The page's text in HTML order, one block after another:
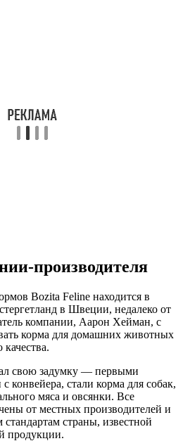
производителя
Bozita Feline находится в
в Швеции, недалеко от
компании, Аарон Хейман, с
корма для домашних животных
свою задумку — первыми
конвейера, стали корма для собак,
мяса и овсянки. Все
от местных производителей и
стандартам страны, известной
продукции.